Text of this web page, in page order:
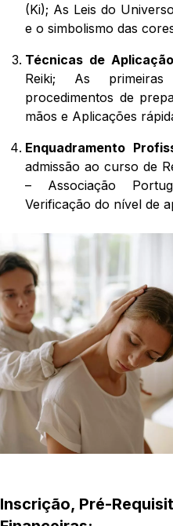
(Ki); As Leis do
e o simbolismo das
Técnicas de
Reiki; As
procedimentos de
mãos e Aplicações
Enquadramento
admissão ao curso de
– Associação
Verificação do nível de
Inscrição, Pré-